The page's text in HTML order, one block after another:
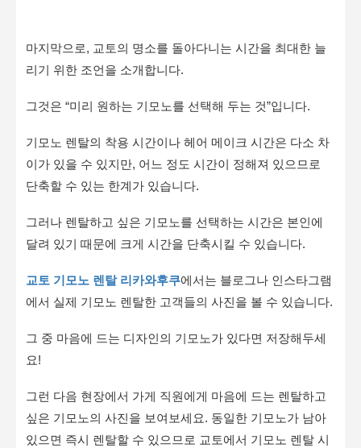
마지막으로, 교토의 명소를 돌아다니는 시간을 최대한 늘
리기 위한 조언을 소개합니다.
그것은 “미리 원하는 기모노를 선택해 두는 것”입니다.
기모노 렌탈의 착용 시간이나 헤어 메이크 시간은 다소 차
이가 있을 수 있지만, 어느 정도 시간이 정해져 있으므로
단축할 수 있는 한계가 있습니다.
그러나 렌탈하고 싶은 기모노를 선택하는 시간은 본인에
달려 있기 때문에 크게 시간을 단축시킬 수 있습니다.
교토 기모노 렌탈 리카와후쿠에서는 블로그나 인스타그램
에서 실제 기모노 렌탈한 고객들의 사진을 볼 수 있습니다.
그 중 마음에 드는 디자인의 기모노가 있다면 저장해두세
요!
그런 다음 현장에서 가게 직원에게 마음에 드는 렌탈하고
싶은 기모노의 사진을 보여보세요. 동일한 기모노가 남아
있으면 즉시 렌탈할 수 있으므로 교토에서 기모노 렌탈 시